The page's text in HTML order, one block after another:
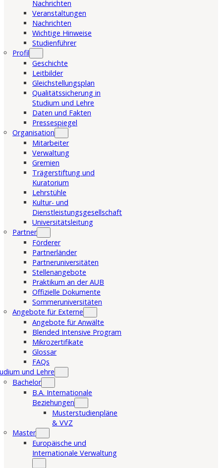
Nachrichten
Veranstaltungen
Nachrichten
Wichtige Hinweise
Studienführer
Profil
Geschichte
Leitbilder
Gleichstellungsplan
Qualitätssicherung in
Studium und Lehre
Daten und Fakten
Pressespiegel
Organisation
Mitarbeiter
Verwaltung
Gremien
Trägerstiftung und
Kuratorium
Lehrstühle
Kultur- und
Dienstleistungsgesellschaft
Universitätsleitung
Partner
Förderer
Partnerländer
Partneruniversitäten
Stellenangebote
Praktikum an der AUB
Offizielle Dokumente
Sommeruniversitäten
Angebote für Externe
Angebote für Anwälte
Blended Intensive Program
Mikrozertifikate
Glossar
FAQs
und Lehre
Bachelor
B.A. Internationale
Beziehungen
Musterstudienpläne
& VVZ
Master
Europäische und
Internationale Verwaltung